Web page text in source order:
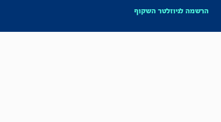
הרשמה לניוזלטר השקוף